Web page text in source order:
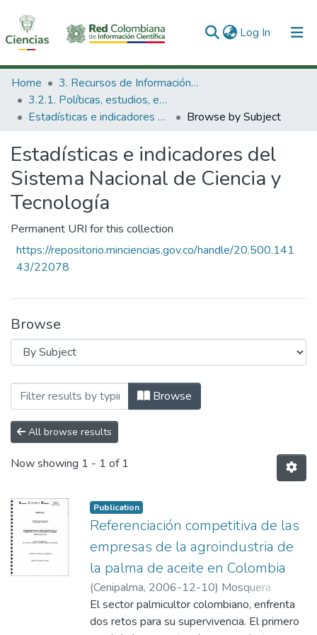
Log In (current)
Communities & Collections
All of DSpace
Home
3. Recursos de Información Científica y Tecnológica
3.2.1. Políticas, estudios, evaluaciones e indicadores de CTeI
Estadísticas e indicadores del Sistema Nacional de Ciencia y Tecnología
Browse by Subject
Estadísticas e indicadores del
Sistema Nacional de Ciencia y
Tecnología
Permanent URI for this collection
https://repositorio.minciencias.gov.co/handle/20.500.141
43/22078
Browse
Browsing Estadísticas e indicadores del
Browse
All browse results
Now showing 1 - 1 of 1
Publication
Referenciación competitiva de las
empresas de la agroindustria de
la palma de aceite en Colombia
(Cenipalma, 2006-12-10) Mosquera
Montoya, Mauricio
El sector palmicultor colombiano, enfrenta
dos retos para su supervivencia. El primero